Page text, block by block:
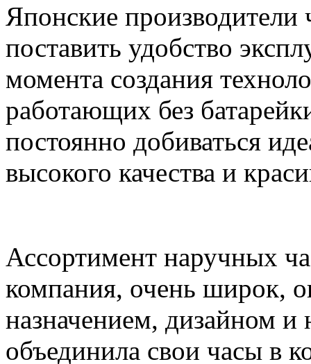
Японские производители
поставить удобство
момента создания
работающих без
постоянно добиваться
высокого качества и
Ассортимент наручных
компания, очень широк,
назначением, дизайном
объединила свои часы в